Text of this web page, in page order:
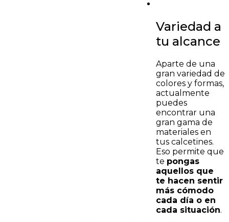
Variedad a
tu alcance
Aparte de una
gran variedad de
colores y formas,
actualmente
puedes
encontrar una
gran gama de
materiales en
tus calcetines.
Eso permite que
te pongas
aquellos que
te hacen sentir
más cómodo
cada día o en
cada situación.